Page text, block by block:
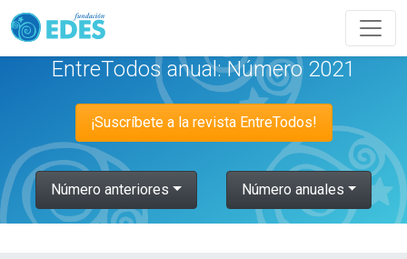
EntreTodos anual: Número 2021
¡Suscríbete a la revista EntreTodos!
Número anteriores Número anuales